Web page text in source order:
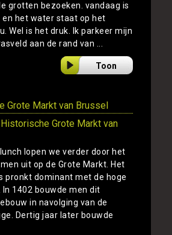
grotten bezoeken. vandaag is
en het water staat op het
Wel is het druk. Ik parkeer mijn
aan de rand van ...
Toon
Grote Markt van Brussel
lopen we verder door het
uit op de Grote Markt. Het
pronkt dominant met de hoge
1402 bouwde men dit
in navolging van de
Dertig jaar later bouwde